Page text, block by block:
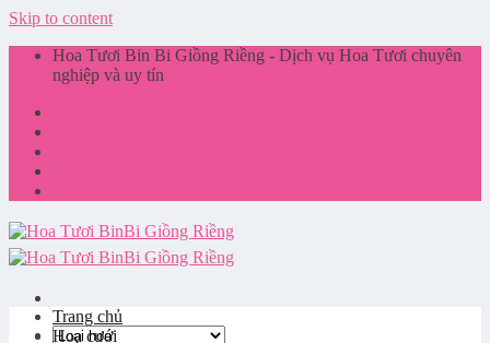
Skip to content
Hoa Tươi Bin Bi Giồng Riềng - Dịch vụ Hoa Tươi chuyên
nghiệp và uy tín
Trang chủ
Hoa cưới